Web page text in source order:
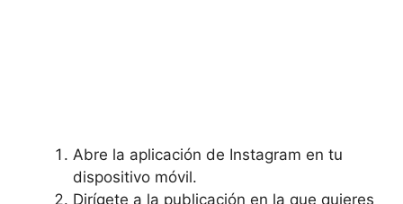
Abre la aplicación de Instagram en tu
dispositivo móvil.
Dirígete a la⁤ publicación en ⁢la que quieres